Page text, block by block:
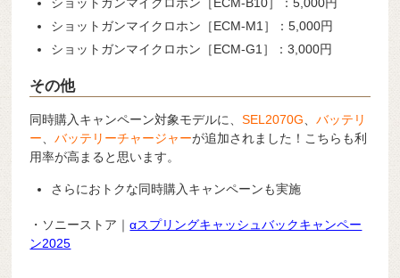
ショットガンマイクロホン［ECM-M1］：5,000円
ショットガンマイクロホン［ECM-G1］：3,000円
その他
同時購入キャンペーン対象モデルに、SEL2070G 、バッテリ
ー 、バッテリーチャージャーが追加されました！こちらも利
用率が高まると思います。
さらにおトクな同時購入キャンペーンも実施
・ソニーストア｜αスプリングキャッシュバックキャンペー
ン2025